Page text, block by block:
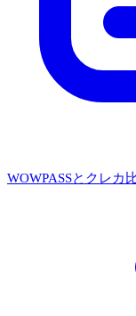
WOWPASSとクレカ